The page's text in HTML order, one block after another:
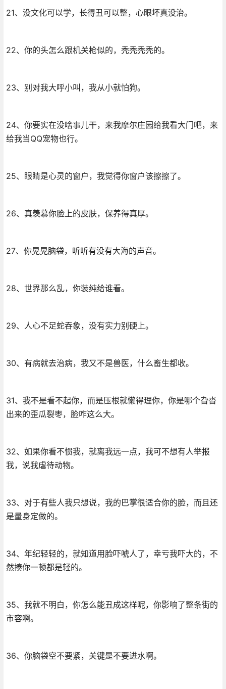
21、没文化可以学，长得丑可以整，心眼坏真没治。
22、你的头怎么跟机关枪似的，秃秃秃秃的。
23、别对我大呼小叫，我从小就怕狗。
24、你要实在没啥事儿干，来我摩尔庄园给我看大门吧，来
给我当QQ宠物也行。
25、眼睛是心灵的窗户，我觉得你窗户该擦擦了。
26、真羡慕你脸上的皮肤，保养得真厚。
27、你晃晃脑袋，听听有没有大海的声音。
28、世界那么乱，你装纯给谁看。
29、人心不足蛇吞象，没有实力别硬上。
30、有病就去治病，我又不是兽医，什么畜生都收。
31、我不是看不起你，而是压根就懒得理你，你是哪个旮沓
出来的歪瓜裂枣，脸咋这么大。
32、如果你看不惯我，就离我远一点，我可不想有人举报
我，说我虐待动物。
33、对于有些人我只想说，我的巴掌很适合你的脸，而且还
是量身定做的。
34、年纪轻轻的，就知道用脸吓唬人了，幸亏我吓大的，不
然揍你一顿都是轻的。
35、我就不明白，你怎么能丑成这样呢，你影响了整条街的
市容啊。
36、你脑袋空不要紧，关键是不要进水啊。